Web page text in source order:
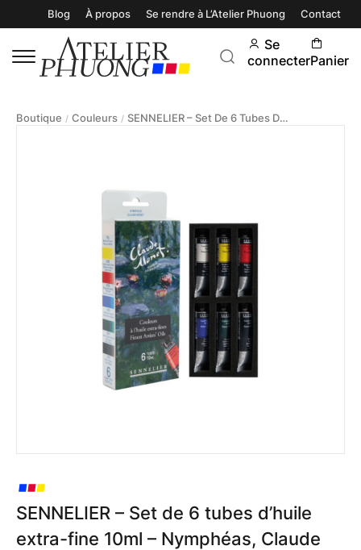
Blog À propos Se rendre à L’Atelier Phuong Contact
Se
connecterPanier
Boutique / Couleurs / SENNELIER – Set De 6 Tubes D’huile Extra-Fine 10ml – Nymphéas, Claude Monet
SENNELIER – Set de 6 tubes d’huile
extra-fine 10ml – Nymphéas, Claude